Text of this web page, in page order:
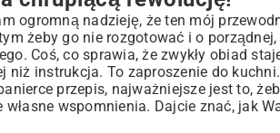
ogromną nadzieję, że ten mój
żeby go nie rozgotować i o
Coś, co sprawia, że zwykły obiad
niż instrukcja. To zaproszenie do
przepis, najważniejsze jest to,
wspomnienia. Dajcie znać, jak